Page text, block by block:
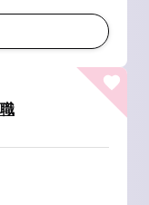
い触媒と反応プロ